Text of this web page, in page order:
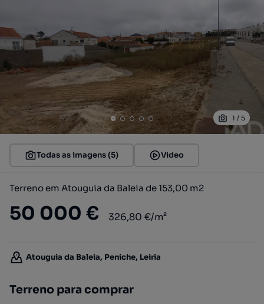
1 / 5
Todas as imagens (5) Video
Terreno em Atouguia da Baleia de 153,00 m2
50 000 € 326,80 €/m²
Atouguia da Baleia, Peniche, Leiria
Terreno para comprar